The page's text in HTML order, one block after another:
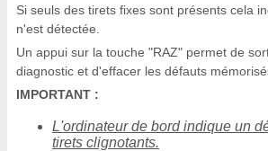
Si seuls des tirets fixes sont présents cela
n'est détectée.
Un appui sur la touche "RAZ" permet de
diagnostic et d'effacer les défauts
IMPORTANT :
L'ordinateur de bord indique un
tirets clignotants.